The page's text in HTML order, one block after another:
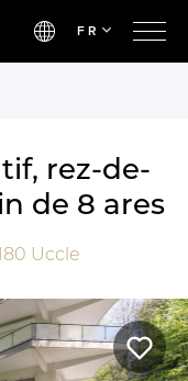
FR
rez-de-
de 8 ares
Uccle